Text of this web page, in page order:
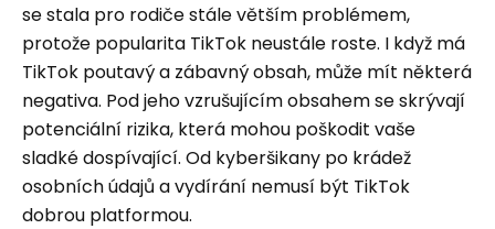
se stala pro rodiče stále větším problémem,
protože popularita TikTok neustále roste. I když má
TikTok poutavý a zábavný obsah, může mít některá
negativa. Pod jeho vzrušujícím obsahem se skrývají
potenciální rizika, která mohou poškodit vaše
sladké dospívající. Od kyberšikany po krádež
osobních údajů a vydírání nemusí být TikTok
dobrou platformou.